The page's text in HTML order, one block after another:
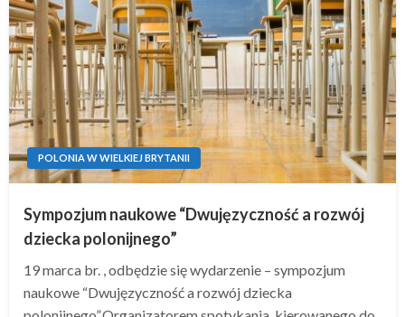
POLONIA W WIELKIEJ BRYTANII
Sympozjum naukowe “Dwujęzyczność a rozwój
dziecka polonijnego”
19 marca br. , odbędzie się wydarzenie – sympozjum
naukowe “Dwujęzyczność a rozwój dziecka